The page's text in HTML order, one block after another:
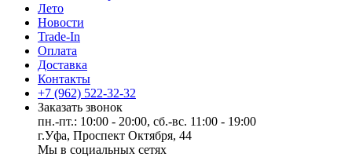
Лето
Новости
Trade-In
Оплата
Доставка
Контакты
+7 (962) 522-32-32
Заказать звонок
пн.-пт.: 10:00 - 20:00, сб.-вс. 11:00 - 19:00
г.Уфа, Проспект Октября, 44
Мы в социальных сетях